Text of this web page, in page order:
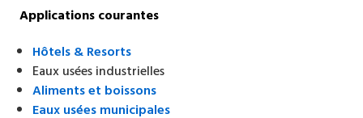
Applications courantes
Hôtels & Resorts
Eaux usées industrielles
Aliments et boissons
Eaux usées municipales